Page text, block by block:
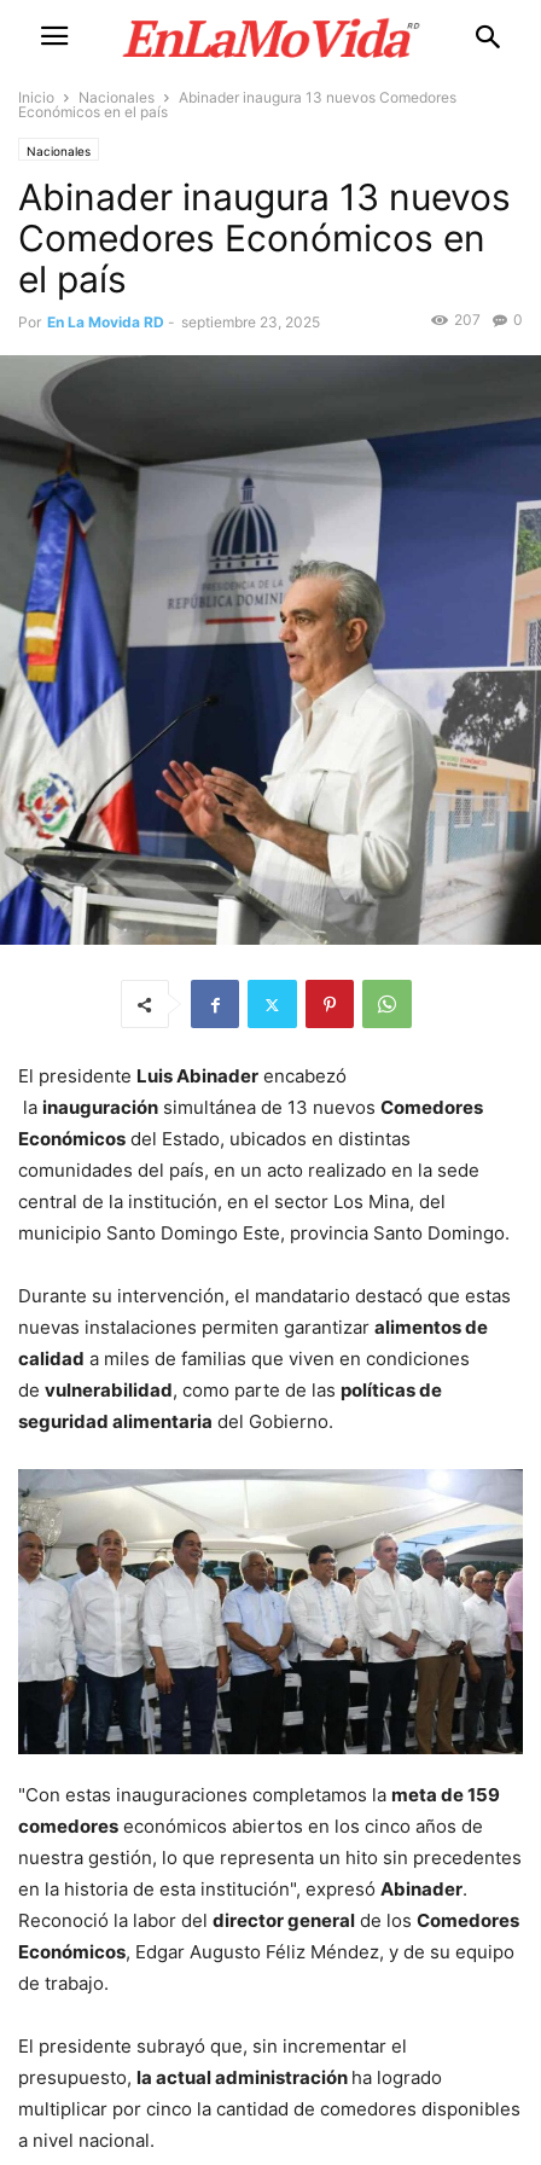
Inicio Nacionales
Abinader inaugura 13 nuevos Comedores
Económicos en el país
Nacionales
Abinader inaugura 13 nuevos
Comedores Económicos en
el país
Por En La Movida RD - septiembre 23, 2025 0
207
El presidente Luis Abinader encabezó
la inauguración simultánea de 13 nuevos Comedores
Económicos del Estado, ubicados en distintas
comunidades del país, en un acto realizado en la sede
central de la institución, en el sector Los Mina, del
municipio Santo Domingo Este, provincia Santo Domingo.
Durante su intervención, el mandatario destacó que estas
nuevas instalaciones permiten garantizar alimentos de
calidad a miles de familias que viven en condiciones
de vulnerabilidad, como parte de las políticas de
seguridad alimentaria del Gobierno.
"Con estas inauguraciones completamos la meta de 159
comedores económicos abiertos en los cinco años de
nuestra gestión, lo que representa un hito sin precedentes
en la historia de esta institución", expresó Abinader.
Reconoció la labor del director general de los Comedores
Económicos, Edgar Augusto Féliz Méndez, y de su equipo
de trabajo.
El presidente subrayó que, sin incrementar el
presupuesto, la actual administración ha logrado
multiplicar por cinco la cantidad de comedores disponibles
a nivel nacional.